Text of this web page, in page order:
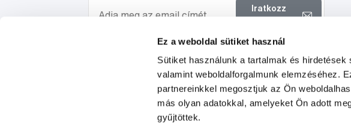
Ez a weboldal sütiket használ
Sütiket használunk a tartalmak és
valamint weboldalforgalmunk elemzéséhez.
partnereinkkel megosztjuk az Ön
más olyan adatokkal, amelyeket Ön adott
gyűjtöttek.
Iratkozz
Szeretnék tájékoztatást kapni a hírekről és ajánlatokról és
egyetértek a személyes
adataim feldolgozásával